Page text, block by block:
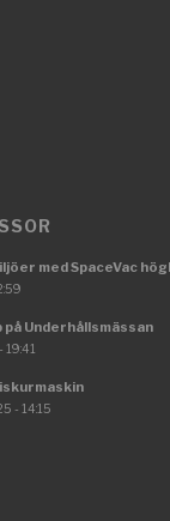
med SpaceVac
Underhållsmässan
- 14:15